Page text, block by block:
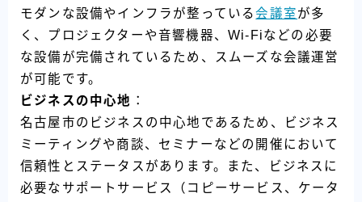
モダンな設備やインフラが整っている会議室が多
く、プロジェクターや音響機器、Wi-Fiなどの必要
な設備が完備されているため、スムーズな会議運営
が可能です。
ビジネスの中心地 ：
名古屋市のビジネスの中心地であるため、ビジネス
ミーティングや商談、セミナーなどの開催において
信頼性とステータスがあります。また、ビジネスに
必要なサポートサービス（コピーサービス、ケータ